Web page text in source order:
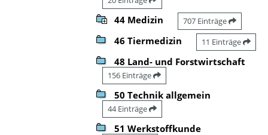
44 Medizin 707 Einträge
46 Tiermedizin 11 Einträge
48 Land- und Forstwirtschaft
156 Einträge
50 Technik allgemein
44 Einträge
51 Werkstoffkunde